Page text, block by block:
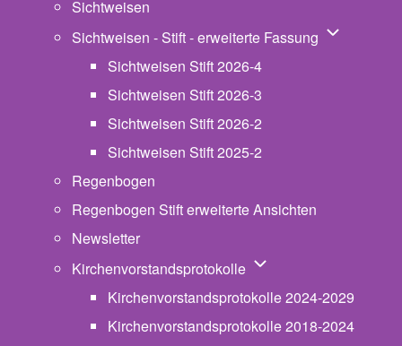
Sichtweisen
Sichtweisen - Stift - erweiterte Fassung
Sichtweisen Stift 2026-4
Sichtweisen Stift 2026-3
Sichtweisen Stift 2026-2
Sichtweisen Stift 2025-2
Regenbogen
Regenbogen Stift erweiterte Ansichten
Newsletter
Kirchenvorstandsprotokolle Unternavigation von
Kirchenvorstandsprotokolle 2024-2029
Kirchenvorstandsprotokolle 2018-2024